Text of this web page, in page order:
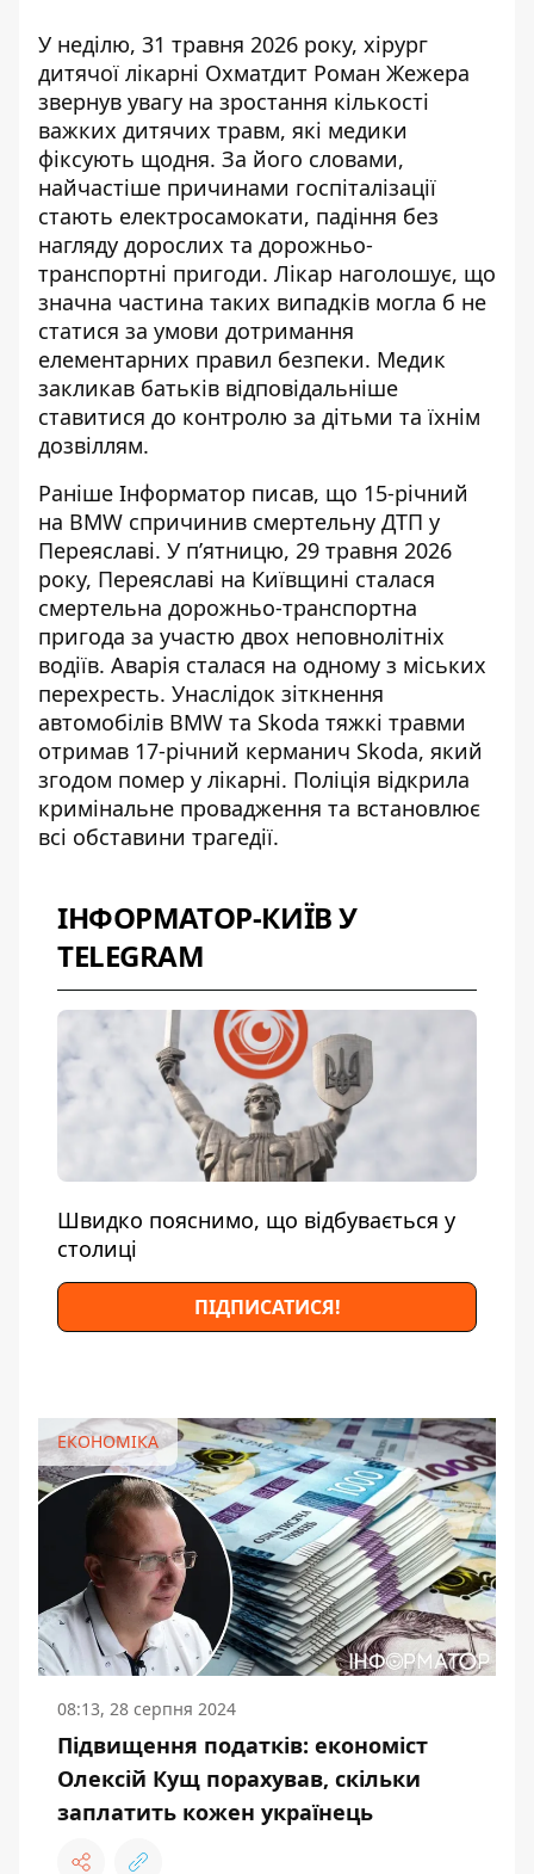
У неділю, 31 травня 2026 року, хірург
дитячої лікарні Охматдит Роман Жежера
звернув увагу на зростання кількості
важких дитячих травм, які медики
фіксують щодня. За його словами,
найчастіше причинами госпіталізації
стають електросамокати, падіння без
нагляду дорослих та дорожньо-
транспортні пригоди. Лікар наголошує, що
значна частина таких випадків могла б не
статися за умови дотримання
елементарних правил безпеки. Медик
закликав батьків відповідальніше
ставитися до контролю за дітьми та їхнім
дозвіллям.
Раніше Інформатор писав, що 15-річний
на BMW спричинив смертельну ДТП у
Переяславі. У п’ятницю, 29 травня 2026
року, Переяславі на Київщині сталася
смертельна дорожньо-транспортна
пригода за участю двох неповнолітніх
водіїв. Аварія сталася на одному з міських
перехресть. Унаслідок зіткнення
автомобілів BMW та Skoda тяжкі травми
отримав 17-річний керманич Skoda, який
згодом помер у лікарні. Поліція відкрила
кримінальне провадження та встановлює
всі обставини трагедії.
ІНФОРМАТОР-КИЇВ У
TELEGRAM
Швидко пояснимо, що відбувається у
столиці
ПІДПИСАТИСЯ!
ЕКОНОМІКА
08:13, 28 серпня 2024
Підвищення податків: економіст
Олексій Кущ порахував, скільки
заплатить кожен українець